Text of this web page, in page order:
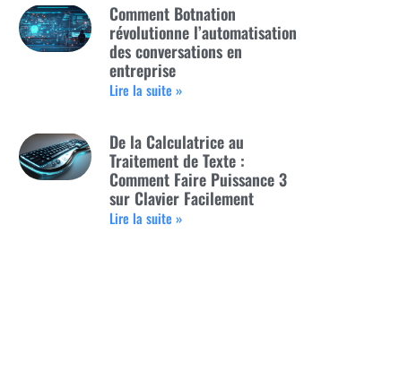
Comment Botnation
révolutionne l’automatisation
des conversations en
entreprise
Lire la suite »
De la Calculatrice au
Traitement de Texte :
Comment Faire Puissance 3
sur Clavier Facilement
Lire la suite »